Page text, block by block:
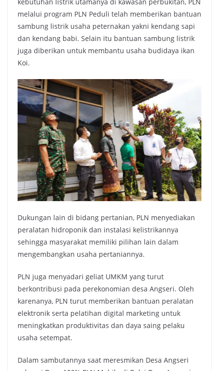
kebutuhan listrik utamanya di kawasan perbukitan, PLN
melalui program PLN Peduli telah memberikan bantuan
sambung listrik usaha peternakan yakni kendang sapi
dan kendang babi. Selain itu bantuan sambung listrik
juga diberikan untuk membantu usaha budidaya ikan
Koi.
Dukungan lain di bidang pertanian, PLN menyediakan
peralatan hidroponik dan instalasi kelistrikannya
sehingga masyarakat memiliki pilihan lain dalam
mengembangkan usaha pertaniannya.
PLN juga menyadari geliat UMKM yang turut
berkontribusi pada perekonomian desa Angseri. Oleh
karenanya, PLN turut memberikan bantuan peralatan
elektronik serta pelatihan digital marketing untuk
meningkatkan produktivitas dan daya saing pelaku
usaha setempat.
Dalam sambutannya saat meresmikan Desa Angseri